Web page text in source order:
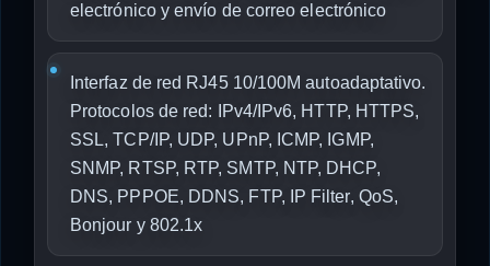
electrónico y envío de correo electrónico
Interfaz de red RJ45 10/100M autoadaptativo.
Protocolos de red: IPv4/IPv6, HTTP, HTTPS,
SSL, TCP/IP, UDP, UPnP, ICMP, IGMP,
SNMP, RTSP, RTP, SMTP, NTP, DHCP,
DNS, PPPOE, DDNS, FTP, IP Filter, QoS,
Bonjour y 802.1x